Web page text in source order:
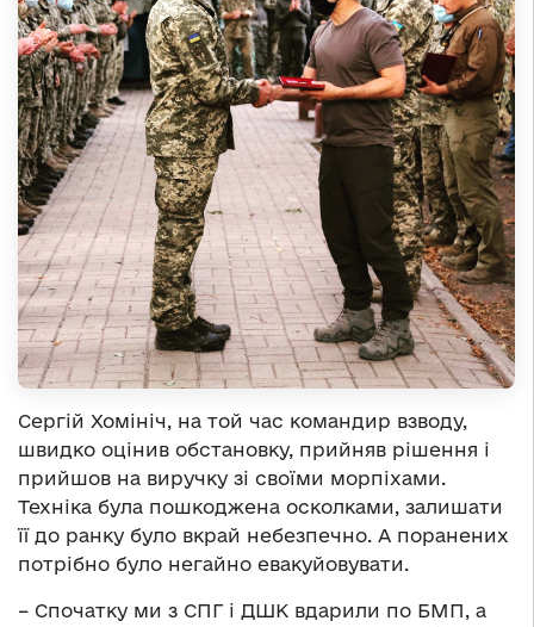
Сергій Хомініч, на той час командир взводу,
швидко оцінив обстановку, прийняв рішення і
прийшов на виручку зі своїми морпіхами.
Техніка була пошкоджена осколками, залишати
її до ранку було вкрай небезпечно. А поранених
потрібно було негайно евакуйовувати.
– Спочатку ми з СПГ і ДШК вдарили по БМП, а